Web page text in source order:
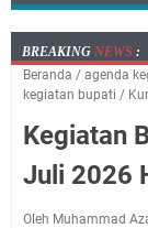
BREAKING NEWS :
Beranda / agenda
kegiatan bupati /
Kegiatan
Juli 2026
Oleh Muhammad